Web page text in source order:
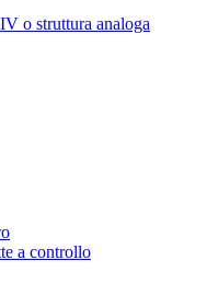
o struttura analoga
a controllo